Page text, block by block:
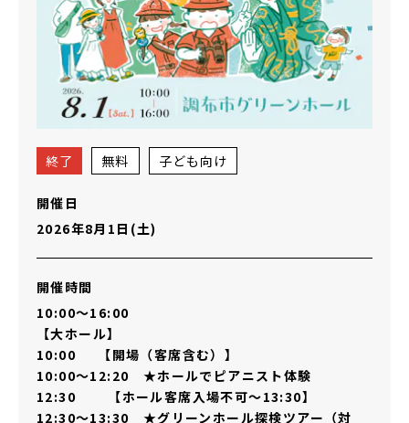
終了 無料 子ども向け
開催日
2026年8月1日(土)
開催時間
10:00～16:00
【大ホール】
10:00 【開場（客席含む）】
10:00～12:20 ★ホールでピアニスト体験
12:30 【ホール客席入場不可～13:30】
12:30～13:30 ★グリーンホール探検ツアー（対